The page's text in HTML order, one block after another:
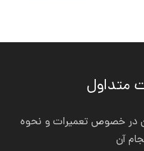
متداول
در خصوص تعمیرات و نحوه
آن‌